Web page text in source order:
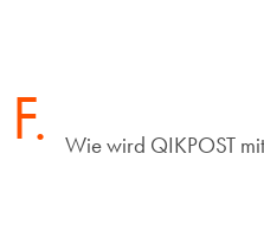
F. Wie wird QIKPOST